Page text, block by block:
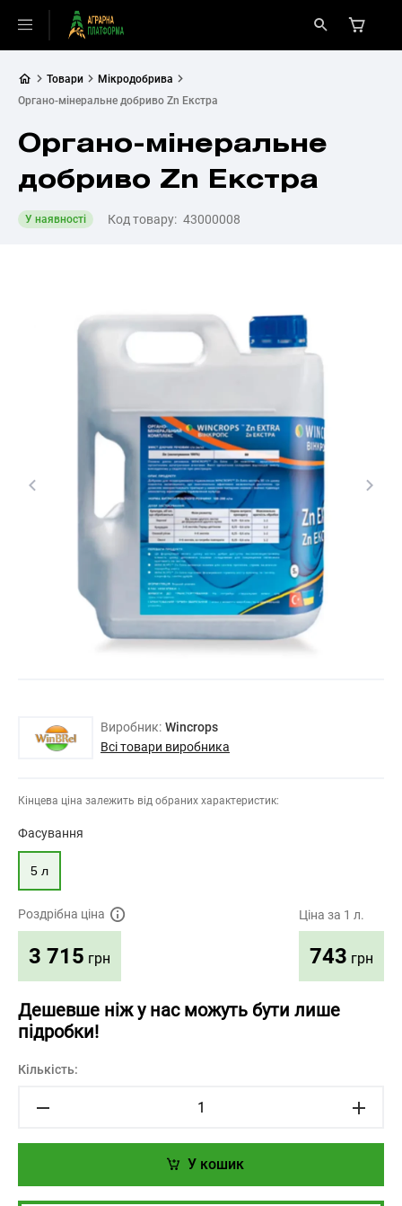
Товари
Мікродобрива
Органо-мінеральне добриво Zn Екстра
Органо-мінеральне
добриво Zn Екстра
У наявності Код товару: 43000008
Виробник: Wincrops
Всі товари виробника
Кінцева ціна залежить від обраних характеристик:
Фасування
5 л
Роздрібна ціна
3 715 грн
Ціна за 1 л.
743 грн
Дешевше ніж у нас можуть бути лише
підробки!
Кількість:
У кошик